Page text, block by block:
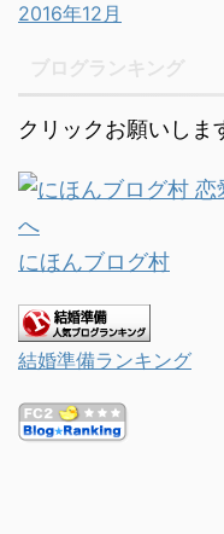
2016年12月
クリックお願いしま
にほんブログ村
結婚準備ランキング